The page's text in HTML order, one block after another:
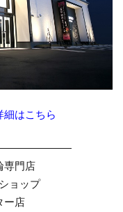
細はこちら
専門店
ョップ
ー店